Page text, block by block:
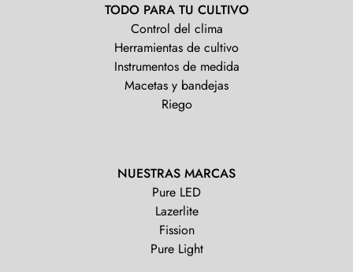
TODO PARA TU CULTIVO
Control del clima
Herramientas de cultivo
Instrumentos de medida
Macetas y bandejas
Riego
NUESTRAS MARCAS
Pure LED
Lazerlite
Fission
Pure Light